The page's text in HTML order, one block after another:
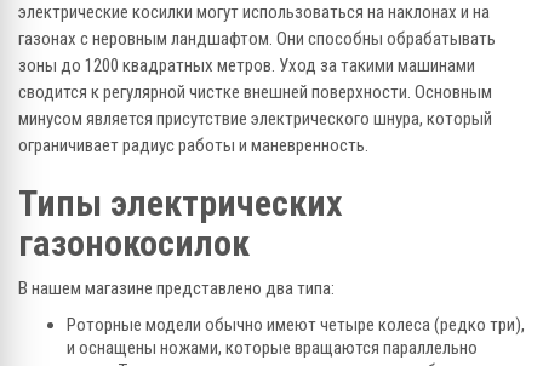
электрические косилки могут использоваться на наклонах и на
газонах с неровным ландшафтом. Они способны обрабатывать
зоны до 1200 квадратных метров. Уход за такими машинами
сводится к регулярной чистке внешней поверхности. Основным
минусом является присутствие электрического шнура, который
ограничивает радиус работы и маневренность.
Типы электрических
газонокосилок
В нашем магазине представлено два типа:
Роторные модели обычно имеют четыре колеса (редко три),
и оснащены ножами, которые вращаются параллельно